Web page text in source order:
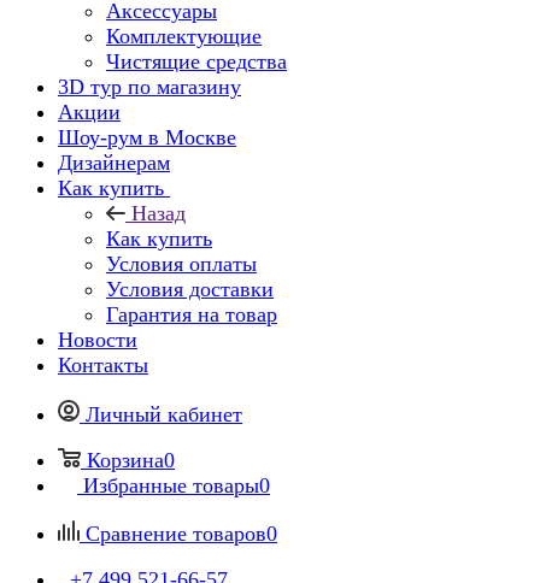
Аксессуары
Комплектующие
Чистящие средства
3D тур по магазину
Акции
Шоу-рум в Москве
Дизайнерам
Как купить
Назад
Как купить
Условия оплаты
Условия доставки
Гарантия на товар
Новости
Контакты
Личный кабинет
Корзина0
Избранные товары0
Сравнение товаров0